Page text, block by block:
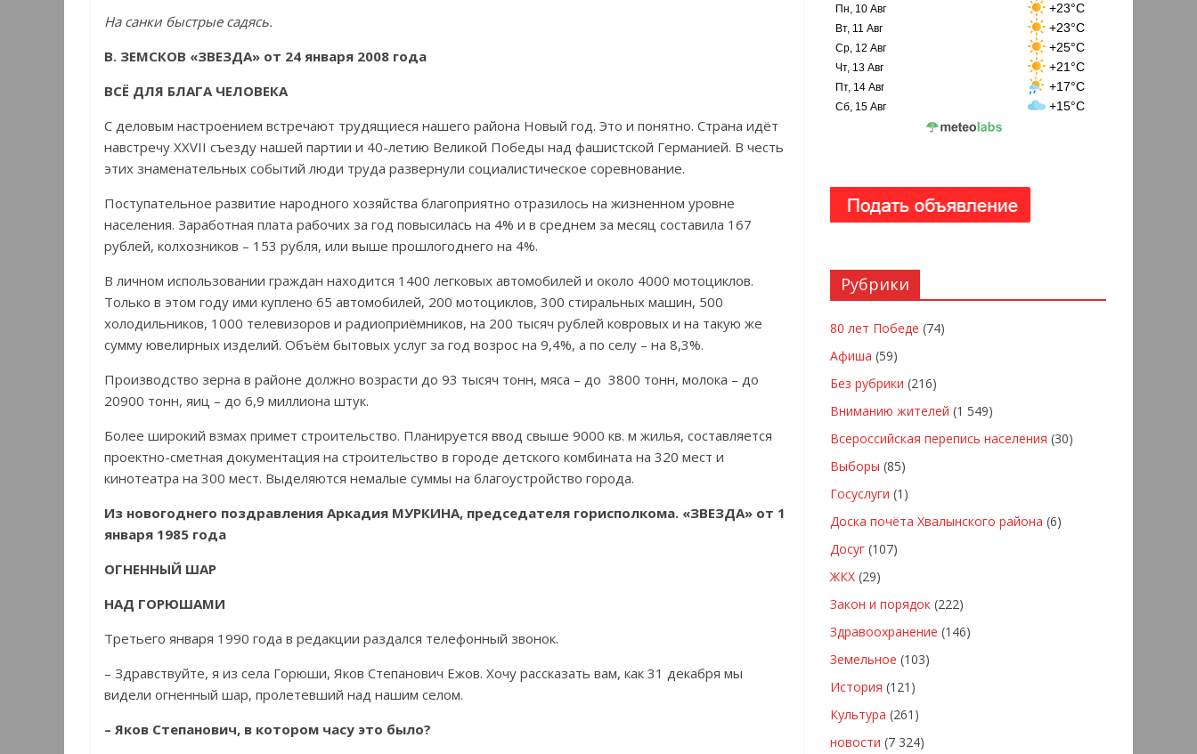
На санки быстрые садясь.
В. ЗЕМСКОВ «ЗВЕЗДА» от 24 января 2008 года
ВСЁ ДЛЯ БЛАГА ЧЕЛОВЕКА
С деловым настроением встречают трудящиеся нашего района Новый год. Это и понятно. Страна идёт
навстречу XXVII съезду нашей партии и 40-летию Великой Победы над фашистской Германией. В честь
этих знаменательных событий люди труда развернули социалистическое соревнование.
Поступательное развитие народного хозяйства благоприятно отразилось на жизненном уровне
населения. Заработная плата рабочих за год повысилась на 4% и в среднем за месяц составила 167
рублей, колхозников – 153 рубля, или выше прошлогоднего на 4%.
В личном использовании граждан находится 1400 легковых автомобилей и около 4000 мотоциклов.
Только в этом году ими куплено 65 автомобилей, 200 мотоциклов, 300 стиральных машин, 500
холодильников, 1000 телевизоров и радиоприёмников, на 200 тысяч рублей ковровых и на такую же
сумму ювелирных изделий. Объём бытовых услуг за год возрос на 9,4%, а по селу – на 8,3%.
Производство зерна в районе должно возрасти до 93 тысяч тонн, мяса – до 3800 тонн, молока – до
20900 тонн, яиц – до 6,9 миллиона штук.
Более широкий взмах примет строительство. Планируется ввод свыше 9000 кв. м жилья, составляется
проектно-сметная документация на строительство в городе детского комбината на 320 мест и
кинотеатра на 300 мест. Выделяются немалые суммы на благоустройство города.
Из новогоднего поздравления Аркадия МУРКИНА, председателя горисполкома. «ЗВЕЗДА» от 1
января 1985 года
ОГНЕННЫЙ ШАР
НАД ГОРЮШАМИ
Третьего января 1990 года в редакции раздался телефонный звонок.
– Здравствуйте, я из села Горюши, Яков Степанович Ежов. Хочу рассказать вам, как 31 декабря мы
видели огненный шар, пролетевший над нашим селом.
– Яков Степанович, в котором часу это было?
Пн, 10 Авг +23°C
Вт, 11 Авг +23°C
Ср, 12 Авг +25°C
Чт, 13 Авг +21°C
Пт, 14 Авг +17°C
Сб, 15 Авг +15°C
Рубрики
80 лет Победе (74)
Афиша (59)
Без рубрики (216)
Вниманию жителей (1 549)
Всероссийская перепись населения (30)
Выборы (85)
Госуслуги (1)
Доска почёта Хвалынского района (6)
Досуг (107)
ЖКХ (29)
Закон и порядок (222)
Здравоохранение (146)
Земельное (103)
История (121)
Культура (261)
новости (7 324)